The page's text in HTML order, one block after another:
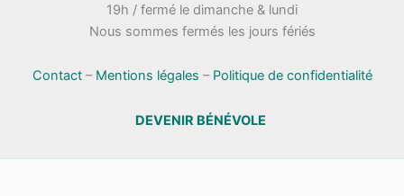
19h / fermé le dimanche & lundi
Nous sommes fermés les jours fériés
Contact– Mentions légales – Politique de confidentialité
DEVENIR BÉNÉVOLE